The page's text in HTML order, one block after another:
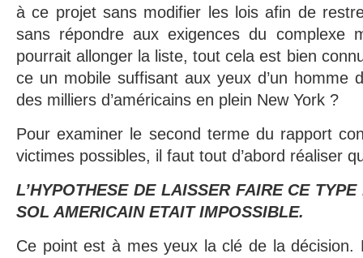
à ce projet sans modifier les lois afin de
sans répondre aux exigences du complexe
pourrait allonger la liste, tout cela est bien
ce un mobile suffisant aux yeux d’un homme
des milliers d’américains en plein New York ?
Pour examiner le second terme du rapport
victimes possibles, il faut tout d’abord réaliser
L’HYPOTHESE DE LAISSER FAIRE CE TYPE
SOL AMERICAIN ETAIT IMPOSSIBLE.
Ce point est à mes yeux la clé de la décision.